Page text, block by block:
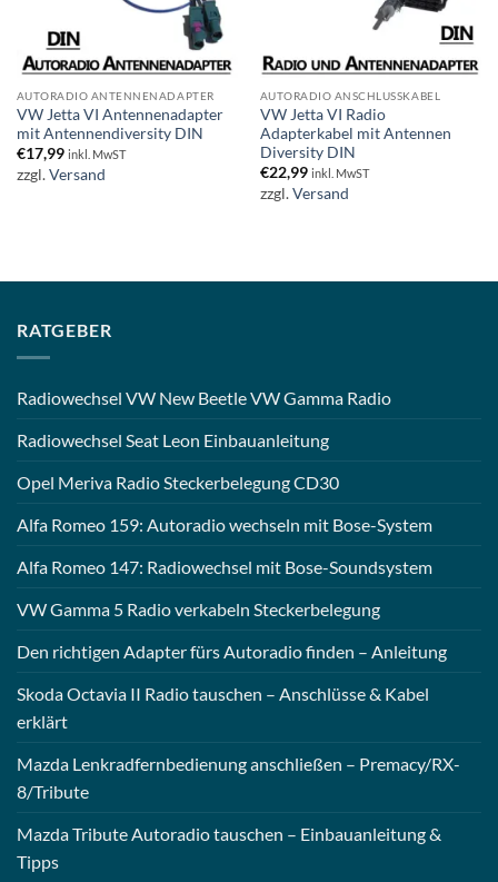
AUTORADIO ANTENNENADAPTER
VW Jetta VI Antennenadapter
mit Antennendiversity DIN
€17,99 inkl. MwST
zzgl.Versand
AUTORADIO ANSCHLUSSKABEL
VW Jetta VI Radio
Adapterkabel mit Antennen
Diversity DIN
€22,99 inkl. MwST
zzgl.Versand
RATGEBER
Radiowechsel VW New Beetle VW Gamma Radio
Radiowechsel Seat Leon Einbauanleitung
Opel Meriva Radio Steckerbelegung CD30
Alfa Romeo 159: Autoradio wechseln mit Bose-System
Alfa Romeo 147: Radiowechsel mit Bose-Soundsystem
VW Gamma 5 Radio verkabeln Steckerbelegung
Den richtigen Adapter fürs Autoradio finden – Anleitung
Skoda Octavia II Radio tauschen – Anschlüsse & Kabel
erklärt
Mazda Lenkradfernbedienung anschließen – Premacy/RX-
8/Tribute
Mazda Tribute Autoradio tauschen – Einbauanleitung &
Tipps